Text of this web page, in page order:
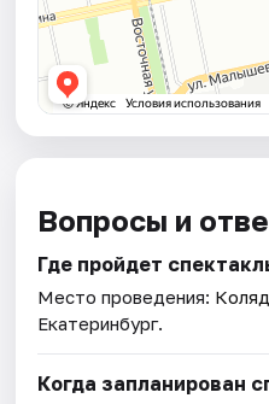
Вопросы и
Где пройдет
Место проведения:
Екатеринбург.
Когда запланирован